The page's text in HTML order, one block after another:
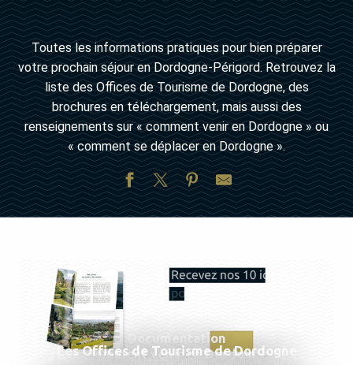
Toutes les informations pratiques pour bien préparer
votre prochain séjour en Dordogne-Périgord. Retrouvez la
liste des Offices de Tourisme de Dordogne, des
brochures en téléchargement, mais aussi des
renseignements sur « comment venir en Dordogne » ou
« comment se déplacer en Dordogne ».
Documentation
Comment venir en Dordogne
Les Offices de Tourisme de Dordogne